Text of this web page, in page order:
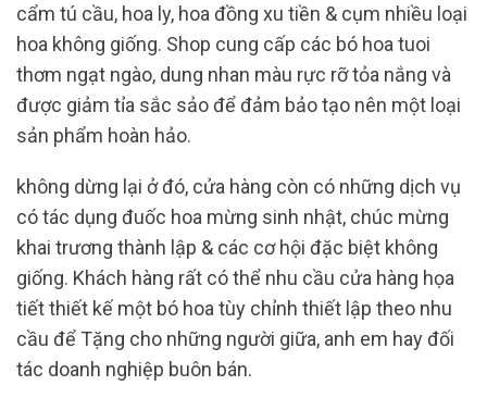
cẩm tú cầu, hoa ly, hoa đồng xu tiền & cụm nhiều loại
hoa không giống. Shop cung cấp các bó hoa tuoi
thơm ngạt ngào, dung nhan màu rực rỡ tỏa nắng và
được giảm tỉa sắc sảo để đảm bảo tạo nên một loại
sản phẩm hoàn hảo.
không dừng lại ở đó, cửa hàng còn có những dịch vụ
có tác dụng đuốc hoa mừng sinh nhật, chúc mừng
khai trương thành lập & các cơ hội đặc biệt không
giống. Khách hàng rất có thể nhu cầu cửa hàng họa
tiết thiết kế một bó hoa tùy chỉnh thiết lập theo nhu
cầu để Tặng cho những người giữa, anh em hay đối
tác doanh nghiệp buôn bán.